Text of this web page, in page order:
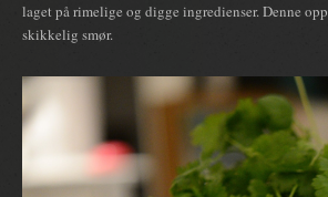
laget på rimelige og digge ingredienser. Denne
skikkelig smør.